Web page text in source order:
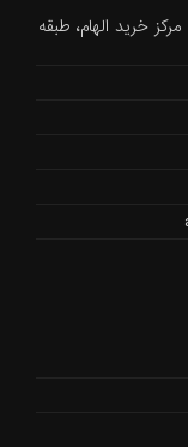
خرید الهام، طبقه